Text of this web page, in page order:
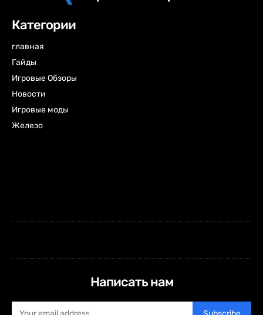
Категории
главная
Гайды
Игровые Обзоры
Новости
Игровые моды
Железо
Написать нам